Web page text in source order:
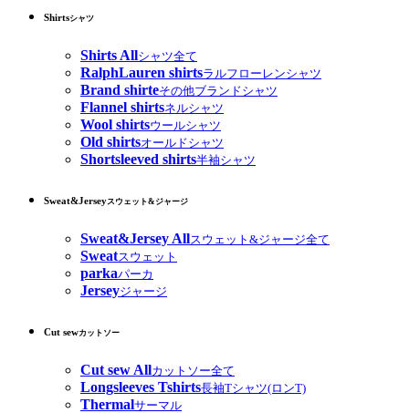
Shirtsシャツ
Shirts Allシャツ全て
RalphLauren shirtsラルフローレンシャツ
Brand shirteその他ブランドシャツ
Flannel shirtsネルシャツ
Wool shirtsウールシャツ
Old shirtsオールドシャツ
Shortsleeved shirts半袖シャツ
Sweat&Jerseyスウェット&ジャージ
Sweat&Jersey Allスウェット&ジャージ全て
Sweatスウェット
parkaパーカ
Jerseyジャージ
Cut sewカットソー
Cut sew Allカットソー全て
Longsleeves Tshirts長袖Tシャツ(ロンT)
Thermalサーマル